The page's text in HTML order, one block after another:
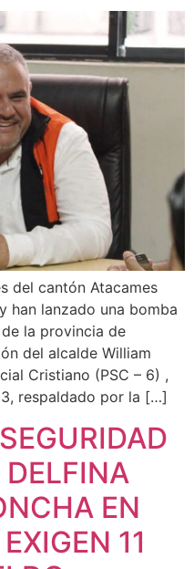
del cantón Atacames
han lanzado una bomba
la provincia de
del alcalde William
Cristiano (PSC – 6) ,
respaldado por la […]
EN
11